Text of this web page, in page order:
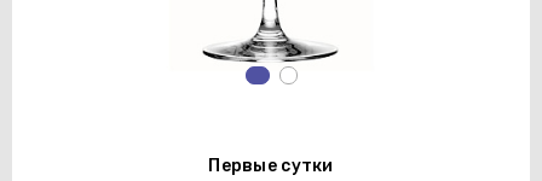
Первые сутки